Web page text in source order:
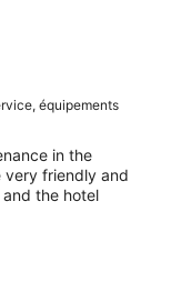
équipements
in the
very friendly and
the hotel